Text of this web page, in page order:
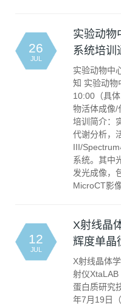
26
JUL
实验动物
系统培训
实验动物中
知 实验动物
10:00（具
物活体成像/
培训简介：
代谢分析，
III/
系统。其中
发光成像，
MicroCT影
12
JUL
X射线晶
辉度单晶
X射线晶体
射仪
蛋白质研究
年7月19日